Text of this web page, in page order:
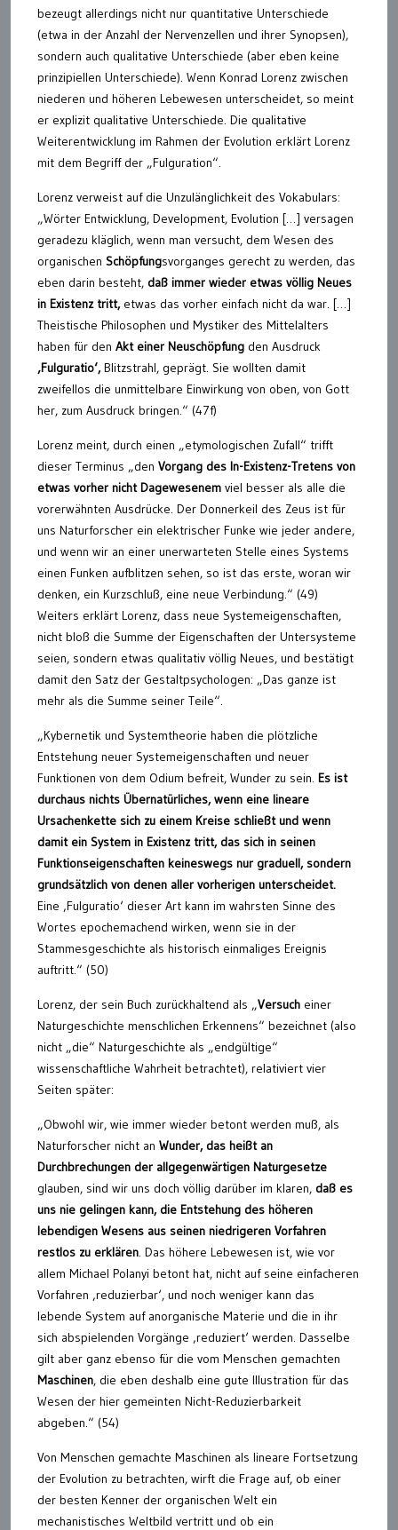
bezeugt allerdings nicht nur quantitative Unterschiede
(etwa in der Anzahl der Nervenzellen und ihrer Synopsen),
sondern auch qualitative Unterschiede (aber eben keine
prinzipiellen Unterschiede). Wenn Konrad Lorenz zwischen
niederen und höheren Lebewesen unterscheidet, so meint
er explizit qualitative Unterschiede. Die qualitative
Weiterentwicklung im Rahmen der Evolution erklärt Lorenz
mit dem Begriff der „Fulguration“.
Lorenz verweist auf die Unzulänglichkeit des Vokabulars:
„Wörter Entwicklung, Development, Evolution […] versagen
geradezu kläglich, wenn man versucht, dem Wesen des
organischen Schöpfungsvorganges gerecht zu werden, das
eben darin besteht, daß immer wieder etwas völlig Neues
in Existenz tritt,etwas das vorher einfach nicht da war. […]
Theistische Philosophen und Mystiker des Mittelalters
haben für den Akt einer Neuschöpfung den Ausdruck
‚Fulguratio‘,Blitzstrahl, geprägt. Sie wollten damit
zweifellos die unmittelbare Einwirkung von oben, von Gott
her, zum Ausdruck bringen.“ (47f)
Lorenz meint, durch einen „etymologischen Zufall“ trifft
dieser Terminus „den Vorgang des In-Existenz-Tretens von
etwas vorher nicht Dagewesenem viel besser als alle die
vorerwähnten Ausdrücke. Der Donnerkeil des Zeus ist für
uns Naturforscher ein elektrischer Funke wie jeder andere,
und wenn wir an einer unerwarteten Stelle eines Systems
einen Funken aufblitzen sehen, so ist das erste, woran wir
denken, ein Kurzschluß, eine neue Verbindung.“ (49)
Weiters erklärt Lorenz, dass neue Systemeigenschaften,
nicht bloß die Summe der Eigenschaften der Untersysteme
seien, sondern etwas qualitativ völlig Neues, und bestätigt
damit den Satz der Gestaltpsychologen: „Das ganze ist
mehr als die Summe seiner Teile“.
„Kybernetik und Systemtheorie haben die plötzliche
Entstehung neuer Systemeigenschaften und neuer
Funktionen von dem Odium befreit, Wunder zu sein. Es ist
durchaus nichts Übernatürliches, wenn eine lineare
Ursachenkette sich zu einem Kreise schließt und wenn
damit ein System in Existenz tritt, das sich in seinen
Funktionseigenschaften keineswegs nur graduell, sondern
grundsätzlich von denen aller vorherigen unterscheidet.
Eine ‚Fulguratio‘ dieser Art kann im wahrsten Sinne des
Wortes epochemachend wirken, wenn sie in der
Stammesgeschichte als historisch einmaliges Ereignis
auftritt.“ (50)
Lorenz, der sein Buch zurückhaltend als „Versuch einer
Naturgeschichte menschlichen Erkennens“ bezeichnet (also
nicht „die“ Naturgeschichte als „endgültige“
wissenschaftliche Wahrheit betrachtet), relativiert vier
Seiten später:
„Obwohl wir, wie immer wieder betont werden muß, als
Naturforscher nicht an Wunder, das heißt an
Durchbrechungen der allgegenwärtigen Naturgesetze
glauben, sind wir uns doch völlig darüber im klaren, daß es
uns nie gelingen kann, die Entstehung des höheren
lebendigen Wesens aus seinen niedrigeren Vorfahren
restlos zu erklären . Das höhere Lebewesen ist, wie vor
allem Michael Polanyi betont hat, nicht auf seine einfacheren
Vorfahren ‚reduzierbar‘, und noch weniger kann das
lebende System auf anorganische Materie und die in ihr
sich abspielenden Vorgänge ‚reduziert‘ werden. Dasselbe
gilt aber ganz ebenso für die vom Menschen gemachten
Maschinen, die eben deshalb eine gute Illustration für das
Wesen der hier gemeinten Nicht-Reduzierbarkeit
abgeben.“ (54)
Von Menschen gemachte Maschinen als lineare Fortsetzung
der Evolution zu betrachten, wirft die Frage auf, ob einer
der besten Kenner der organischen Welt ein
mechanistisches Weltbild vertritt und ob ein